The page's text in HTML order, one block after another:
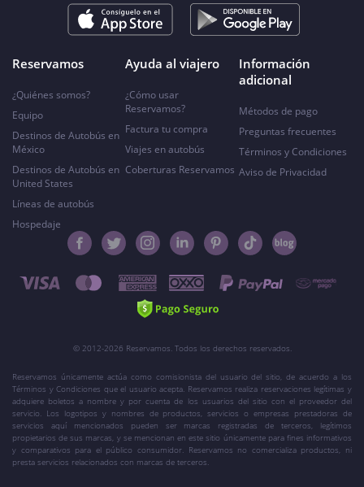
Reservamos
¿Quiénes somos?
Equipo
Destinos de Autobús en
México
Destinos de Autobús en
United States
Líneas de autobús
Hospedaje
Ayuda al viajero
¿Cómo usar
Reservamos?
Factura tu compra
Viajes en autobús
Coberturas Reservamos
Información
adicional
Métodos de pago
Preguntas frecuentes
Términos y Condiciones
Aviso de Privacidad
© 2012-2026 Reservamos. Todos los derechos reservados.
Reservamos únicamente actúa como comisionista del usuario del sitio, de acuerdo a los
Términos y Condiciones que el usuario acepta. Reservamos realiza reservaciones legítimas y
adquiere boletos a nombre y por cuenta de los usuarios del sitio con el proveedor del
servicio. Los logotipos y nombres de productos, servicios o empresas prestadoras de
servicios aquí mencionados pueden ser marcas registradas de terceros, legítimos
propietarios de sus marcas, y se mencionan en este sitio únicamente para fines informativos
y comparativos para el público consumidor. Reservamos no comercializa productos, ni
presta servicios relacionados con marcas de terceros.